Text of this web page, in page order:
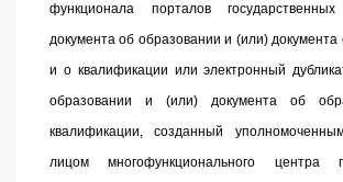
функционала порталов
документа об образовании и (или) документа
и о квалификации или электронный
образовании и (или) документа об
квалификации, созданный
лицом многофункционального центра